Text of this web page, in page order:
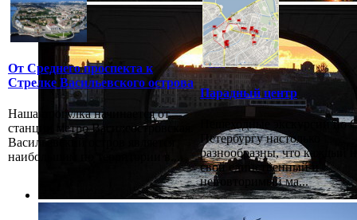
От Среднего проспекта к
Стрелке Васильевского острова
Наша прогулка начинается от
станции метро Василеостровская.
Васильевский остров является
наибольшим по территории в...
Парадный центр
Пешеходные экскурсии по
Петербургу настолько
разнообразны, что каждый
свой единственный и
неповторимый ма...